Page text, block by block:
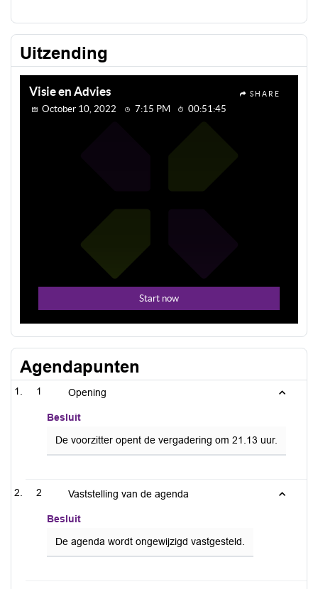
Uitzending
Agendapunten
1 Opening
Besluit
De voorzitter opent de vergadering om 21.13 uur.
2 Vaststelling van de agenda
Besluit
De agenda wordt ongewijzigd vastgesteld.